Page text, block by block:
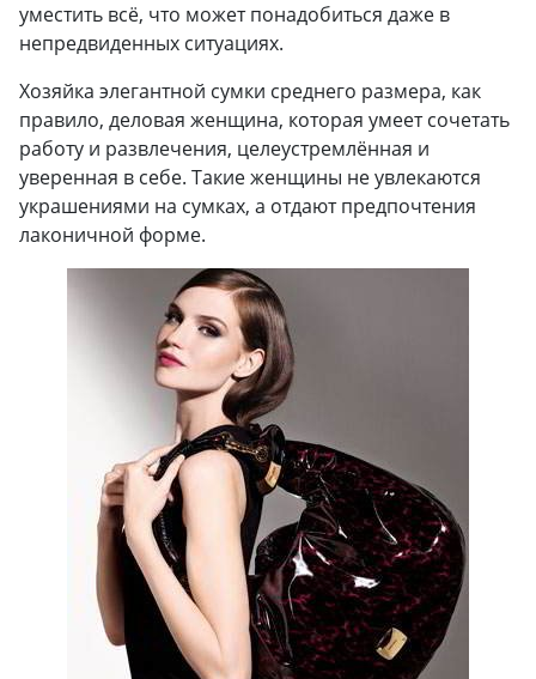
уместить всё, что может понадобиться даже в
непредвиденных ситуациях.
Хозяйка элегантной сумки среднего размера, как
правило, деловая женщина, которая умеет сочетать
работу и развлечения, целеустремлённая и
уверенная в себе. Такие женщины не увлекаются
украшениями на сумках, а отдают предпочтения
лаконичной форме.